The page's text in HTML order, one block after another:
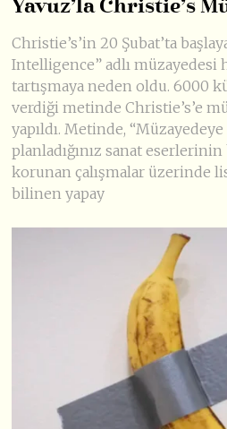
Yavuz’la Christie’s
Christie’s’in 20 Şubat’ta
Intelligence” adlı müzayedesi
tartışmaya neden oldu. 6000
verdiği metinde Christie’s’e
yapıldı. Metinde, “Müzayedeye
planladığınız sanat
korunan çalışmalar üzerinde
bilinen yapay